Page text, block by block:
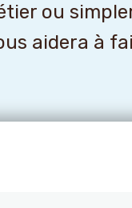
ou
aidera à